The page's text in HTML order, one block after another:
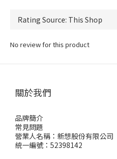
No review for this product
關於我們
品牌簡介
常見問題
營業人名稱：新想股份有限公司
統一編號：52398142